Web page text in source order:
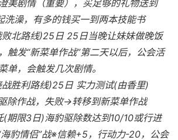
美剧情（重要），买足够的礼物送到
洗澡，有多的钱买一到两本技能书
北路线)25日 25日当晚让妹妹做晚饭
触发“新菜单作战”第二天以后，公会活
单，会触发几次剧情。
胜利路线)25日 实力测试(由香里)
除作战，失败→转移到新菜单作战
期限3日)海豹驱除数达到10/10或行进
豹情侣”战※信赖+5，行动力-20，公会